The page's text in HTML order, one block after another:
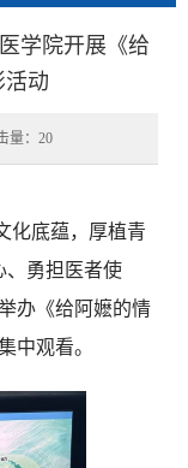
学院开展《给
活动
量： 20
化底蕴，厚植青
、勇担医者使
办《给阿嬷的情
中观看。